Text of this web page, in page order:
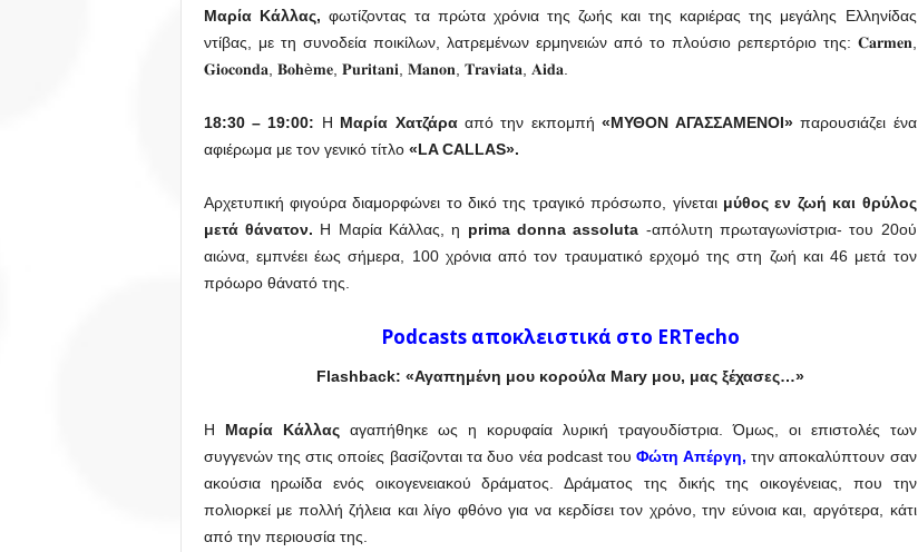
Μαρία Κάλλας, φωτίζοντας τα πρώτα χρόνια της ζωής και της καριέρας της μεγάλης Ελληνίδας
ντίβας, με τη συνοδεία ποικίλων, λατρεμένων ερμηνειών από το πλούσιο ρεπερτόριο της: 𝐂𝐚𝐫𝐦𝐞𝐧,
𝐆𝐢𝐨𝐜𝐨𝐧𝐝𝐚, 𝐁𝐨𝐡è𝐦𝐞, 𝐏𝐮𝐫𝐢𝐭𝐚𝐧𝐢, 𝐌𝐚𝐧𝐨𝐧, 𝐓𝐫𝐚𝐯𝐢𝐚𝐭𝐚, 𝐀𝐢𝐝𝐚.
18:30 – 19:00: Η Μαρία Χατζάρααπό την εκπομπή«ΜΥΘΟΝ ΑΓΑΣΣΑΜΕΝΟΙ»παρουσιάζει ένα
αφιέρωμα με τον γενικό τίτλο«LA CALLAS».
Αρχετυπική φιγούρα διαμορφώνει το δικό της τραγικό πρόσωπο, γίνεται μύθος εν ζωή και θρύλος
μετά θάνατον. Η Μαρία Κάλλας, η prima donna assoluta -απόλυτη πρωταγωνίστρια- του 20ού
αιώνα, εμπνέει έως σήμερα, 100 χρόνια από τον τραυματικό ερχομό της στη ζωή και 46 μετά τον
πρόωρο θάνατό της.
Podcasts αποκλειστικά στο ERTecho
Flashback: «Αγαπημένη μου κορούλα Mary μου, μας ξέχασες…»
Η Μαρία Κάλλαςαγαπήθηκε ως η κορυφαία λυρική τραγουδίστρια. Όμως, οι επιστολές των
συγγενών της στις οποίες βασίζονται τα δυο νέα podcast τουΦώτη Απέργη, την αποκαλύπτουν σαν
ακούσια ηρωίδα ενός οικογενειακού δράματος. Δράματος της δικής της οικογένειας, που την
πολιορκεί με πολλή ζήλεια και λίγο φθόνο για να κερδίσει τον χρόνο, την εύνοια και, αργότερα, κάτι
από την περιουσία της.